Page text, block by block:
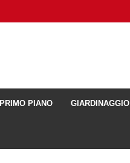
PRIMO PIANO GIARDINAGGIO